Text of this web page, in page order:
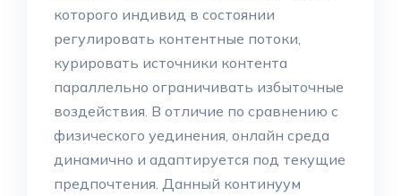
которого индивид в состоянии
регулировать контентные потоки,
курировать источники контента
параллельно ограничивать избыточные
воздействия. В отличие по сравнению с
физического уединения, онлайн среда
динамично и адаптируется под текущие
предпочтения. Данный континуум